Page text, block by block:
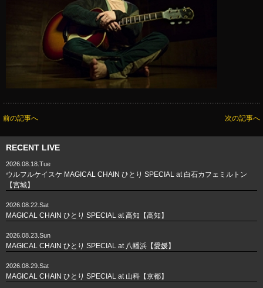
前の記事へ 次の記事へ
RECENT LIVE
2026.08.18.Tue
ウルフルケイスケ MAGICAL CHAIN ひとり SPECIAL at 白石カフェミルトン
【宮城】
2026.08.22.Sat
MAGICAL CHAIN ひとり SPECIAL at 高知【高知】
2026.08.23.Sun
MAGICAL CHAIN ひとり SPECIAL at 八幡浜【愛媛】
2026.08.29.Sat
MAGICAL CHAIN ひとり SPECIAL at 山科【京都】